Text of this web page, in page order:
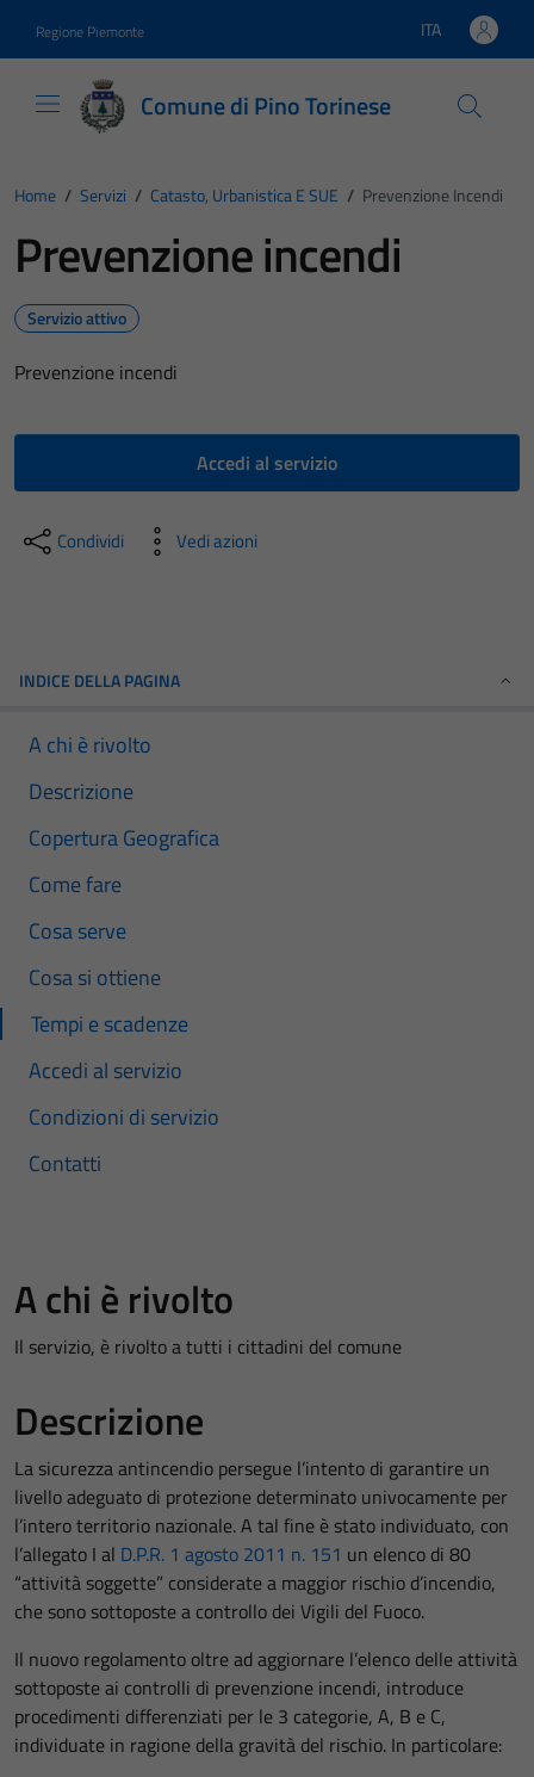
Regione Piemonte Lingua attiva:
ITA
Comune di Pino Torinese
Home / Servizi / Catasto, Urbanistica E SUE / Prevenzione Incendi
Prevenzione incendi
Servizio attivo
Prevenzione incendi
Accedi al servizio
Condividi Vedi azioni
INDICE DELLA PAGINA
A chi è rivolto
Descrizione
Copertura Geografica
Come fare
Cosa serve
Cosa si ottiene
Tempi e scadenze
Accedi al servizio
Condizioni di servizio
Contatti
A chi è rivolto
Il servizio, è rivolto a tutti i cittadini del comune
Descrizione
La sicurezza antincendio persegue l’intento di garantire un
livello adeguato di protezione determinato univocamente per
l’intero territorio nazionale. A tal fine è stato individuato, con
l’allegato I al D.P.R. 1 agosto 2011 n. 151 un elenco di 80
“attività soggette” considerate a maggior rischio d’incendio,
che sono sottoposte a controllo dei Vigili del Fuoco.
Il nuovo regolamento oltre ad aggiornare l’elenco delle attività
sottoposte ai controlli di prevenzione incendi, introduce
procedimenti differenziati per le 3 categorie, A, B e C,
individuate in ragione della gravità del rischio. In particolare: